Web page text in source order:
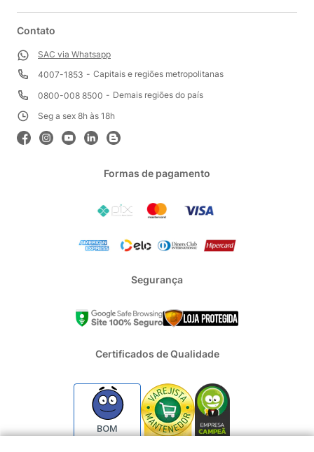
Contato
SAC via Whatsapp
4007-1853
Capitais e regiões metropolitanas
0800-008 8500
Demais regiões do país
Seg a sex 8h às 18h
Formas de pagamento
Segurança
Certificados de Qualidade
BOM